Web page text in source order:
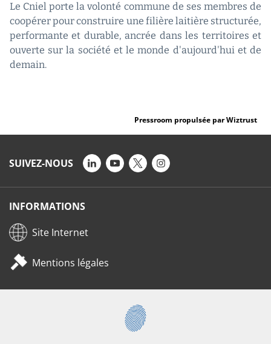
Le Cniel porte la volonté commune de ses membres de
coopérer pour construire une filière laitière structurée,
performante et durable, ancrée dans les territoires et
ouverte sur la société et le monde d'aujourd'hui et de
demain.
Pressroom propulsée par Wiztrust
SUIVEZ-NOUS
INFORMATIONS
Site Internet
Mentions légales